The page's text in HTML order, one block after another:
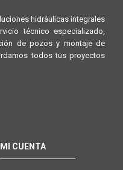
hidráulicas integrales
técnico especializado,
de pozos y montaje de
todos tus proyectos
MI CUENTA